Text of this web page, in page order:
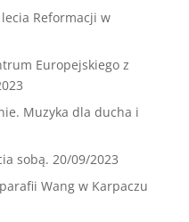
Reformacji w
Europejskiego z
Muzyka dla ducha i
sobą. 20/09/2023
Wang w Karpaczu